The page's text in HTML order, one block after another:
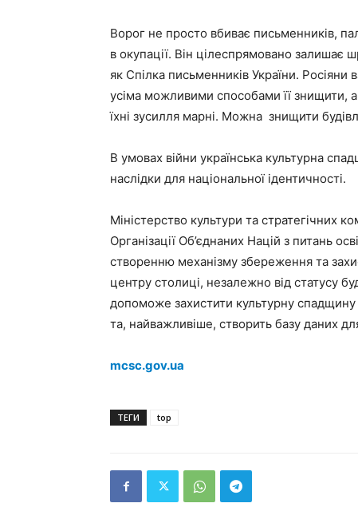
Ворог не просто вбиває письменників,
в окупації. Він цілеспрямовано залишає
як Спілка письменників України.
усіма можливими способами її знищити,
їхні зусилля марні. Можна знищити
В умовах війни українська культурна
наслідки для національної ідентичності.
Міністерство культури та стратегічних
Організації Об’єднаних Націй з питань
створенню механізму збереження та
центру столиці, незалежно від статусу
допоможе захистити культурну спадщину
та, найважливіше, створить базу даних
mcsc.gov.ua
ТЕГИ top